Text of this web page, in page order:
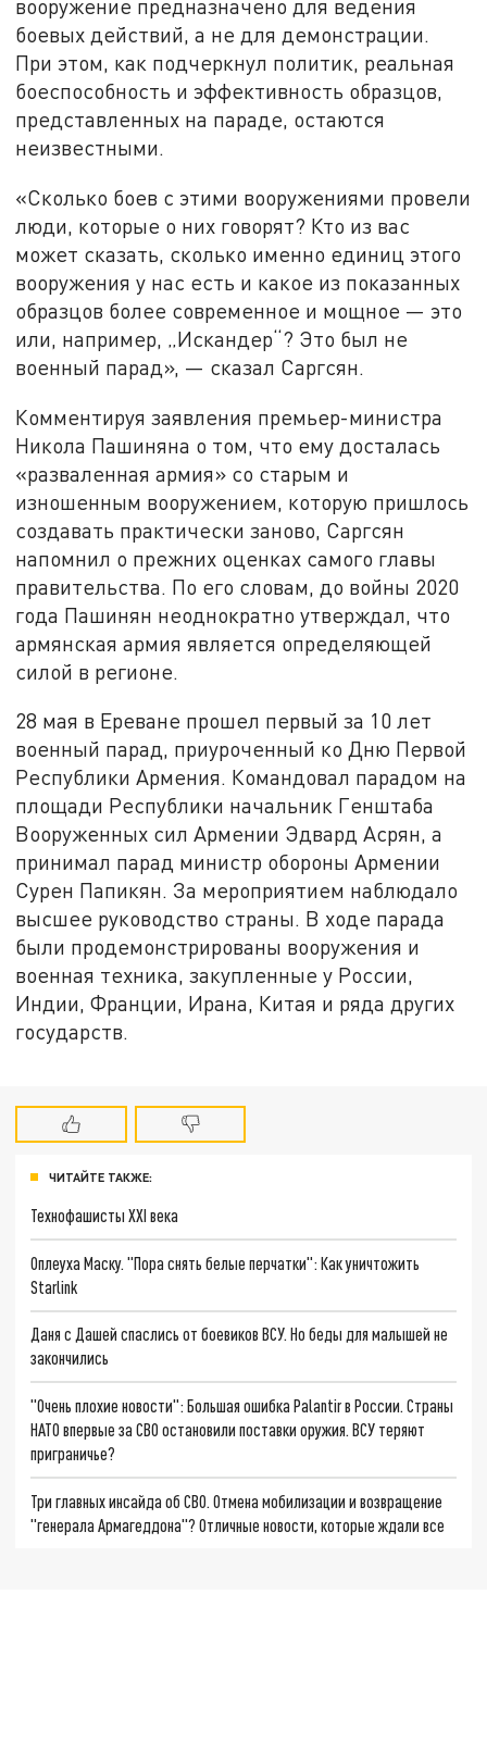
вооружение предназначено для ведения
боевых действий, а не для демонстрации.
При этом, как подчеркнул политик, реальная
боеспособность и эффективность образцов,
представленных на параде, остаются
неизвестными.
«Сколько боев с этими вооружениями провели
люди, которые о них говорят? Кто из вас
может сказать, сколько именно единиц этого
вооружения у нас есть и какое из показанных
образцов более современное и мощное — это
или, например, „Искандер“? Это был не
военный парад», — сказал Саргсян.
Комментируя заявления премьер-министра
Никола Пашиняна о том, что ему досталась
«разваленная армия» со старым и
изношенным вооружением, которую пришлось
создавать практически заново, Саргсян
напомнил о прежних оценках самого главы
правительства. По его словам, до войны 2020
года Пашинян неоднократно утверждал, что
армянская армия является определяющей
силой в регионе.
28 мая в Ереване прошел первый за 10 лет
военный парад, приуроченный ко Дню Первой
Республики Армения. Командовал парадом на
площади Республики начальник Генштаба
Вооруженных сил Армении Эдвард Асрян, а
принимал парад министр обороны Армении
Сурен Папикян. За мероприятием наблюдало
высшее руководство страны. В ходе парада
были продемонстрированы вооружения и
военная техника, закупленные у России,
Индии, Франции, Ирана, Китая и ряда других
государств.
ЧИТАЙТЕ ТАКЖЕ:
Технофашисты XXI века
Оплеуха Маску. "Пора снять белые перчатки": Как уничтожить
Starlink
Даня с Дашей спаслись от боевиков ВСУ. Но беды для малышей не
закончились
"Очень плохие новости": Большая ошибка Palantir в России. Страны
НАТО впервые за СВО остановили поставки оружия. ВСУ теряют
приграничье?
Три главных инсайда об СВО. Отмена мобилизации и возвращение
"генерала Армагеддона"? Отличные новости, которые ждали все